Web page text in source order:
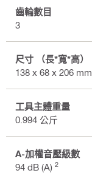
齒輪數目
3
尺寸 （長*寬*高）
138 x 68 x 206 mm
工具主體重量
0.994 公斤
A-加權音壓級數
94 dB (A) 2